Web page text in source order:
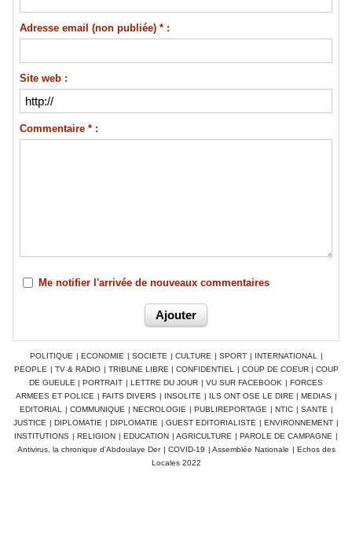
Adresse email (non publiée) * :
Site web :
Commentaire * :
Me notifier l'arrivée de nouveaux commentaires
POLITIQUE | ECONOMIE | SOCIETE | CULTURE | SPORT | INTERNATIONAL |
PEOPLE | TV & RADIO | TRIBUNE LIBRE | CONFIDENTIEL | COUP DE COEUR | COUP
DE GUEULE | PORTRAIT | LETTRE DU JOUR | VU SUR FACEBOOK | FORCES
ARMEES ET POLICE | FAITS DIVERS | INSOLITE | ILS ONT OSE LE DIRE | MEDIAS |
EDITORIAL | COMMUNIQUE | NECROLOGIE | PUBLIREPORTAGE | NTIC | SANTE |
JUSTICE | DIPLOMATIE | DIPLOMATIE | GUEST EDITORIALISTE | ENVIRONNEMENT |
INSTITUTIONS | RELIGION | EDUCATION | AGRICULTURE | PAROLE DE CAMPAGNE |
Antivirus, la chronique d'Abdoulaye Der | COVID-19 | Assemblée Nationale | Echos des
Locales 2022